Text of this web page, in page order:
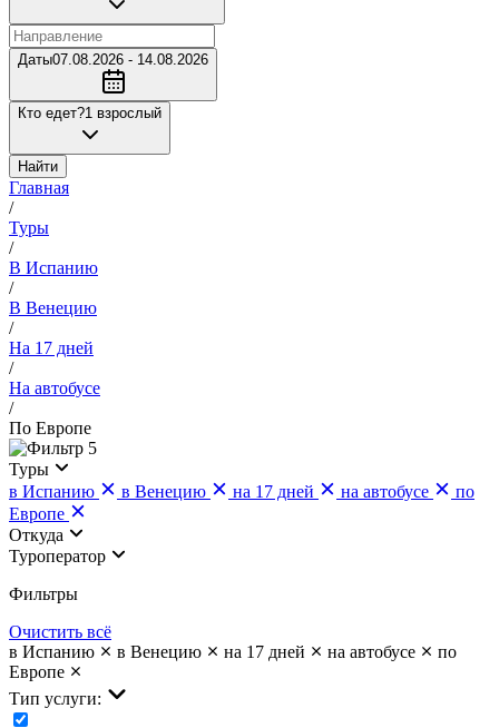
Даты07.08.2026 - 14.08.2026
Кто едет?1 взрослый
Найти
Главная
/
Туры
/
В Испанию
/
В Венецию
/
На 17 дней
/
На автобусе
/
По Европе
5
Туры
в Испанию
в Венецию на 17 дней на автобусе
по
Европе
Откуда
Туроператор
Фильтры
Очистить всё
в Испанию
в Венецию на 17 дней на автобусе
по
Европе
Тип услуги: